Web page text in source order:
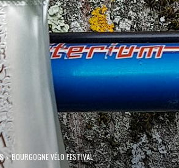
BOURGOGNE VÉLO FESTIVAL